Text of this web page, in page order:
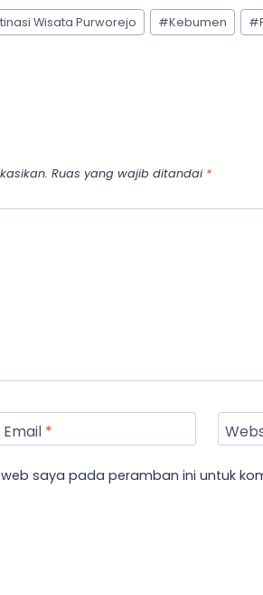
Wisata Purworejo #Kebumen #
Ruas yang wajib ditandai *
Email *
saya pada peramban ini untuk